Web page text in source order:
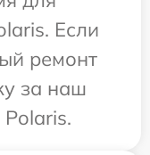
Если
ремонт
за наш